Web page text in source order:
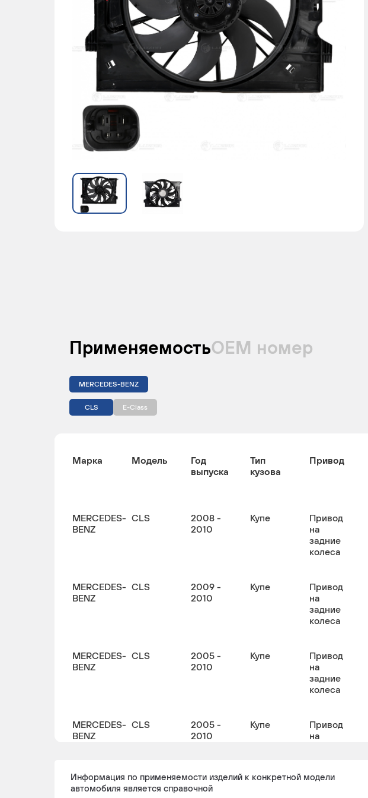
ПрименяемостьОЕМ номер
MERCEDES-BENZ
CLS E-Class
Марка Модель
Год
выпуска
Тип
кузова
Привод
MERCEDES-
BENZ
CLS
2008 -
2010
Купе
Привод
на
задние
колеса
MERCEDES-
BENZ
CLS
2009 -
2010
Купе
Привод
на
задние
колеса
MERCEDES-
BENZ
CLS
2005 -
2010
Купе
Привод
на
задние
колеса
MERCEDES-
BENZ
CLS
2005 -
2010
Купе
Привод
на
MERCEDES- CLS
2004 -
Информация по применяемости изделий к конкретной модели
автомобиля является справочной